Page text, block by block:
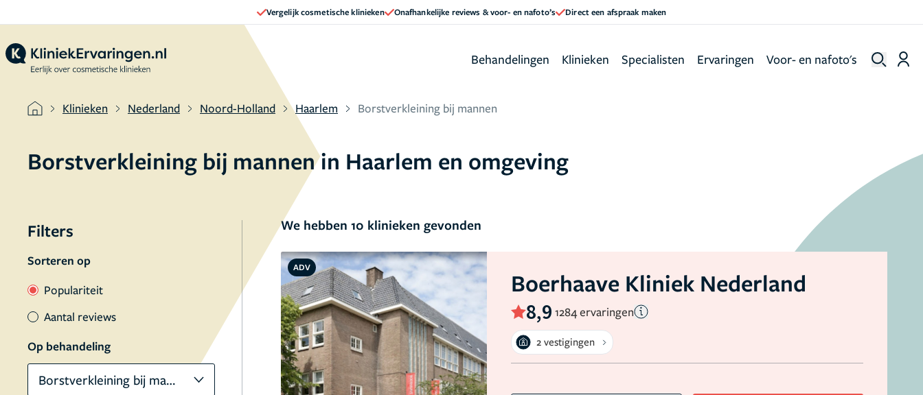
Vergelijk cosmetische klinieken Onafhankelijke reviews & voor- en nafoto’s Direct een afspraak maken
Behandelingen Klinieken Specialisten Ervaringen Voor- en nafoto's
Klinieken Nederland Noord-Holland Haarlem Borstverkleining bij mannen
Borstverkleining bij mannen in Haarlem en omgeving
Filters
Sorteren op
Populariteit
Aantal reviews
Op behandeling
Borstverkleining bij mannen
We hebben 10 klinieken gevonden
ADV
Boerhaave Kliniek Nederland
8,9 1284 ervaringen
2 vestigingen